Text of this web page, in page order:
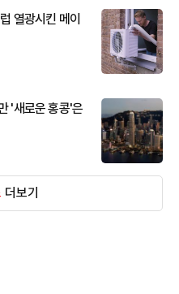
열광시킨 메이
'새로운 홍콩'은
더보기